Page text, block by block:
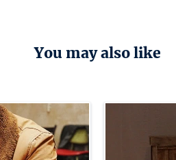
1h30 - grande salle - dès 14 ans
You may also like